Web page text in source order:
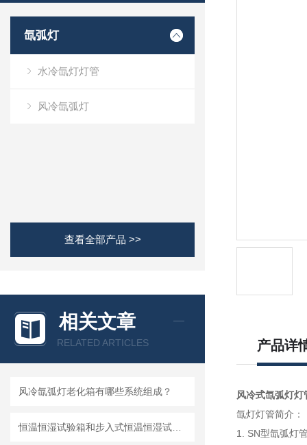
氙弧灯
水冷氙灯灯管
风冷氙弧灯
查看全部产品 >>
相关文章
RELATED ARTICLES
风冷氙弧灯老化箱有哪些系统组成？
产品详
风冷式氙弧灯灯
氙灯灯管简介：
1. SN型氙弧灯